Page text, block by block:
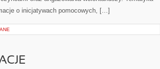
o inicjatywach pomocowych, […]